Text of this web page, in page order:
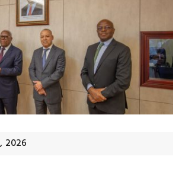
2026